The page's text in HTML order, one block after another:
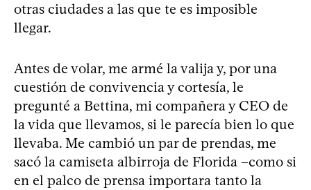
otras ciudades a las que te es imposible
llegar.
Antes de volar, me armé la valija y, por una
cuestión de convivencia y cortesía, le
pregunté a Bettina, mi compañera y CEO de
la vida que llevamos, si le parecía bien lo que
llevaba. Me cambió un par de prendas, me
sacó la camiseta albirroja de Florida –como si
en el palco de prensa importara tanto la